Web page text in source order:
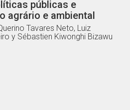
públicas e
agrário e ambiental
Tavares Neto, Luiz
y Sébastien Kiwonghi Bizawu